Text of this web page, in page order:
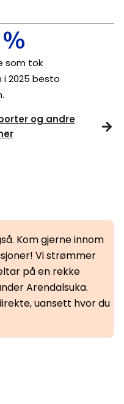
som tok
2025 besto
og andre
Kom gjerne innom
Vi strømmer
på en rekke
Arendalsuka.
uansett hvor du